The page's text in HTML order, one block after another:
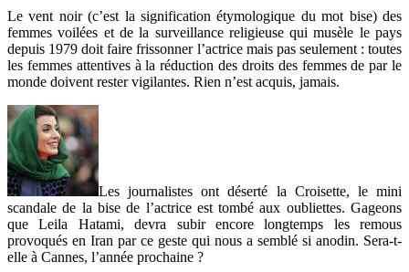
Le vent noir (c’est la signification étymologique du mot bise) des
femmes voilées et de la surveillance religieuse qui musèle le pays
depuis 1979 doit faire frissonner l’actrice mais pas seulement : toutes
les femmes attentives à la réduction des droits des femmes de par le
monde doivent rester vigilantes. Rien n’est acquis, jamais.
Les journalistes ont déserté la Croisette, le mini
scandale de la bise de l’actrice est tombé aux oubliettes. Gageons
que Leila Hatami, devra subir encore longtemps les remous
provoqués en Iran par ce geste qui nous a semblé si anodin. Sera-t-
elle à Cannes, l’année prochaine ?